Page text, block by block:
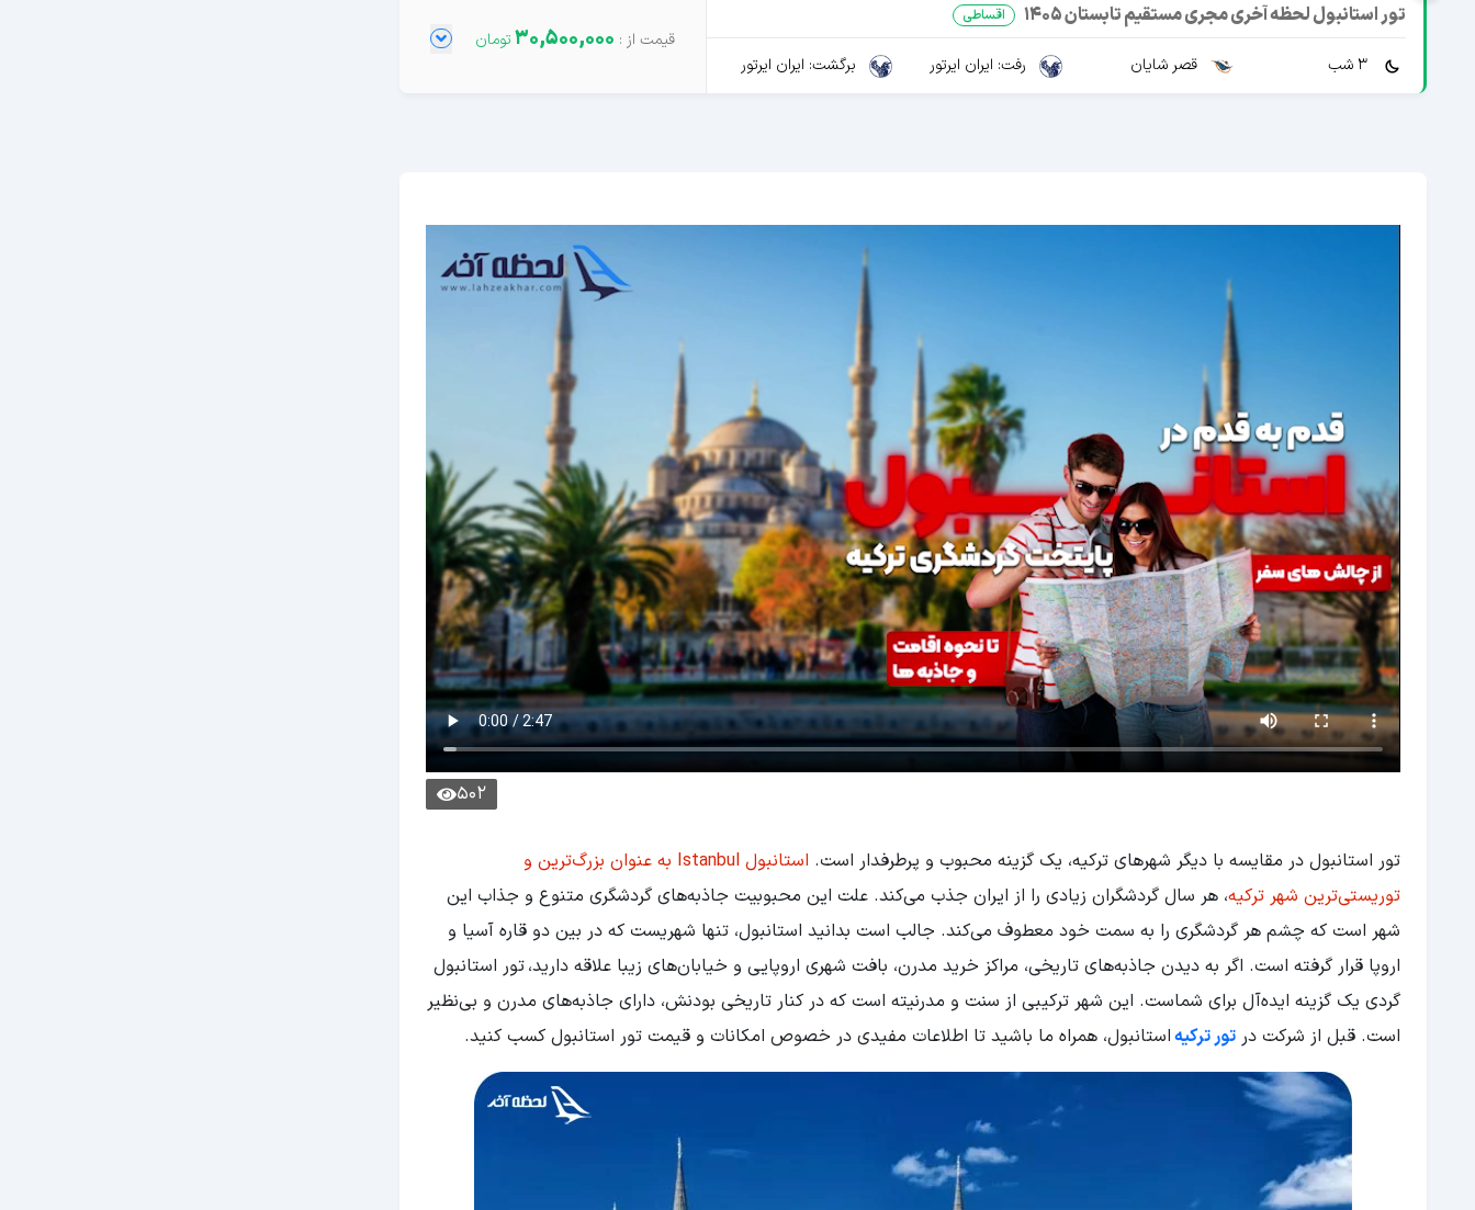
تور استانبول لحظه آخری مجری مستقیم تابستان 1405 اقساطی
قصر شایان رفت: ایران ایرتور برگشت: ایران ایرتور
30,500,000
502
تور استانبول در مقایسه با دیگر شهرهای ترکیه، یک گزینه محبوب و پرطرفدار است. استانبول Istanbul
به عنوان بزرگ‌ترین و
توریستی‌ترین شهر ترکیه، هر سال گردشگران زیادی را از ایران جذب می‌کند. علت این محبوبیت جاذبه‌های گردشگری متنوع و جذاب این
شهر است که چشم هر گردشگری را به سمت خود معطوف می‌کند. جالب است بدانید استانبول، تنها شهریست که در بین دو قاره آسیا و
اروپا قرار گرفته است. اگر به دیدن جاذبه‌های تاریخی، مراکز خرید مدرن، بافت شهری اروپایی و خیابان‌های زیبا علاقه دارید،تور استانبول
گردی یک گزینه ایده‌آل برای شماست. این شهر ترکیبی از سنت و مدرنیته است که در کنار تاریخی بودنش، دارای جاذبه‌های مدرن و بی‌نظیر
است. قبل از شرکت در تور ترکیهاستانبول، همراه ما باشید تا اطلاعات مفیدی در خصوص امکانات و قیمت تور استانبول کسب کنید.